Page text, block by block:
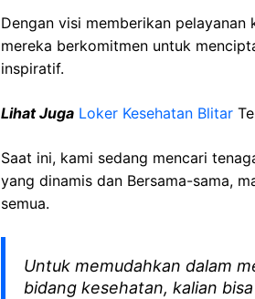
Dengan visi memberikan
mereka berkomitmen untuk
inspiratif.
Lihat Juga Loker Kesehatan Blitar
Saat ini, kami sedang mencari
yang dinamis dan Bersama-sama,
semua.
Untuk memudahkan dalam
bidang kesehatan, kalian